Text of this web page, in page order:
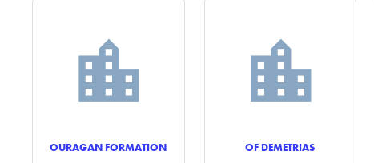
OURAGAN FORMATION OF DEMETRIAS